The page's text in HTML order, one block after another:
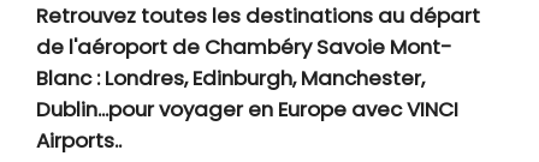
Retrouvez toutes les destinations au départ
de l'aéroport de Chambéry Savoie Mont-
Blanc : Londres, Edinburgh, Manchester,
Dublin...pour voyager en Europe avec VINCI
Airports..